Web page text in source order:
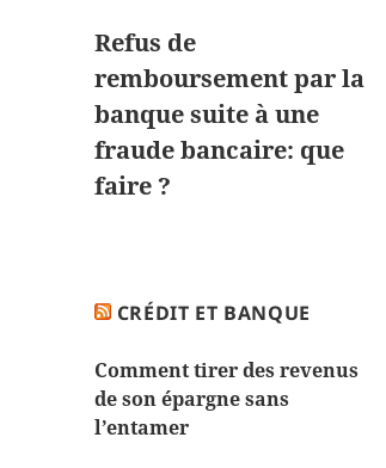
Refus de
remboursement par la
banque suite à une
fraude bancaire: que
faire ?
CRÉDIT ET BANQUE
Comment tirer des revenus
de son épargne sans
l’entamer